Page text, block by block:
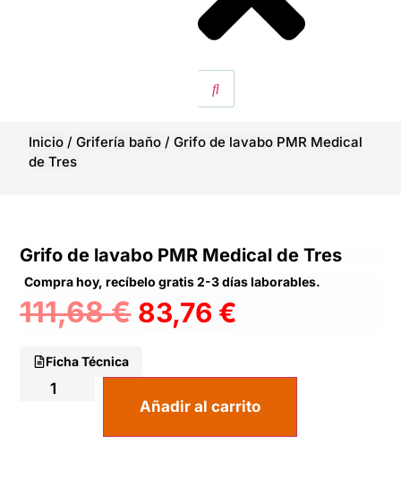
Inicio /Grifería baño /Grifo de lavabo PMR Medical
de Tres
Grifo de lavabo PMR Medical de Tres
Compra hoy, recíbelo gratis 2-3 días laborables.
111,68€ 83,76 €
Ficha Técnica
Añadir al carrito